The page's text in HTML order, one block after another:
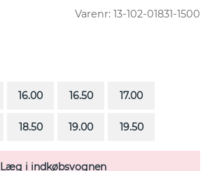
Varenr: 13-102-01831-1500
16.00 16.50 17.00
18.50 19.00 19.50
Læg i indkøbsvognen